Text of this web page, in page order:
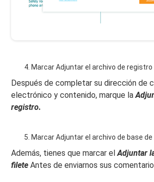
Marcar Adjuntar el archivo de registro
Después de completar su dirección de
electrónico y contenido, marque la
registro.
Marcar Adjuntar el archivo de base
Además, tienes que marcar elAdjuntar
filete Antes de enviarnos sus